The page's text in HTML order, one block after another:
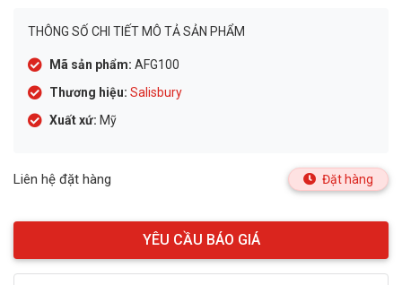
THÔNG SỐ CHI TIẾT MÔ TẢ SẢN PHẨM
Mã sản phẩm: AFG100
Thương hiệu: Salisbury
Xuất xứ: Mỹ
Liên hệ đặt hàng Đặt hàng